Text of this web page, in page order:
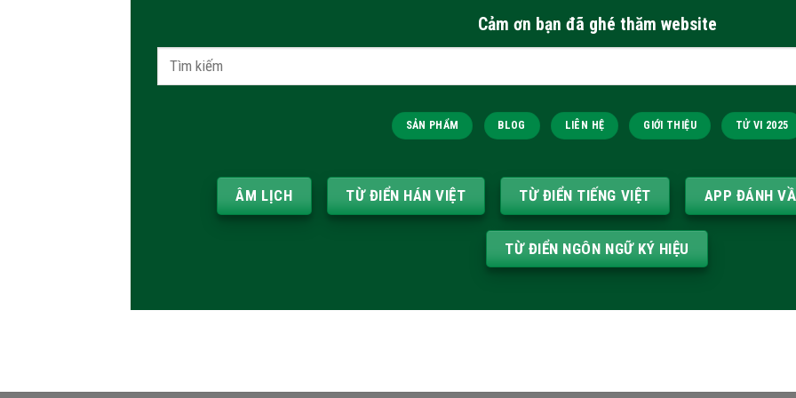
Cảm ơn bạn đã ghé thăm website
Tìm
SẢN PHẨM BLOG LIÊN HỆ GIỚI THIỆU TỬ VI 2025
ÂM LỊCH TỪ ĐIỂN HÁN VIỆT TỪ ĐIỂN TIẾNG VIỆT APP ĐÁNH
TỪ ĐIỂN NGÔN NGỮ KÝ HIỆU